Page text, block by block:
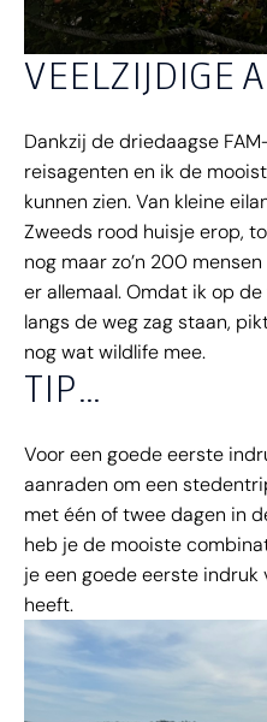
VEELZIJDIGE
Dankzij de driedaagse
reisagenten en ik de
kunnen zien. Van kleine
Zweeds rood huisje erop,
nog maar zo’n 200
er allemaal. Omdat ik op
langs de weg zag staan,
nog wat wildlife mee.
TIP…
Voor een goede eerste
aanraden om een
met één of twee dagen in
heb je de mooiste
je een goede eerste
heeft.